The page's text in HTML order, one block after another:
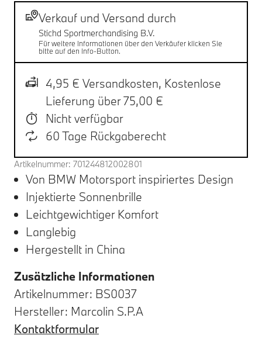
Versand
Verkauf und Versand durch
Stichd Sportmerchandising B.V.
Für weitere Informationen über den Verkäufer klicken Sie
bitte auf den Info-Button.
4,95 € Versandkosten, Kostenlose
Lieferung über 75,00 €
Nicht verfügbar
60 Tage Rückgaberecht
Artikelnummer: 701244812002801
Von BMW Motorsport inspiriertes Design
Injektierte Sonnenbrille
Leichtgewichtiger Komfort
Langlebig
Hergestellt in China
Zusätzliche Informationen
Artikelnummer: BS0037
Hersteller: Marcolin S.P.A
Kontaktformular